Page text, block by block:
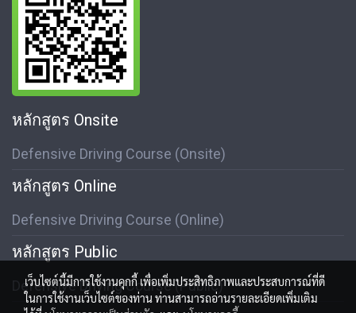
หลักสูตร Onsite
Defensive Driving Course (Onsite)
หลักสูตร Online
Defensive Driving Course (Online)
หลักสูตร Public
Defensive Driving Course (Public)
เว็บไซต์นี้มีการใช้งานคุกกี้ เพื่อเพิ่มประสิทธิภาพและประสบการณ์ที่ดี
ในการใช้งานเว็บไซต์ของท่าน ท่านสามารถอ่านรายละเอียดเพิ่มเติม